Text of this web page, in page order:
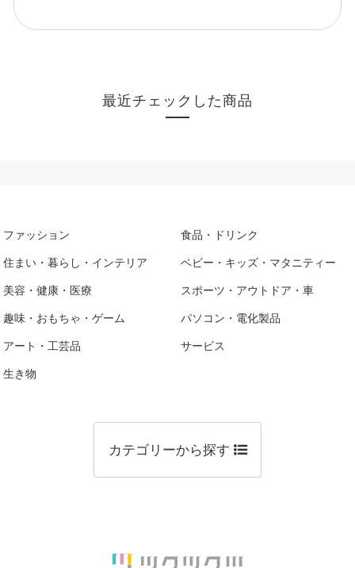
最近チェックした商品
ファッション 食品・ドリンク
住まい・暮らし・インテリア ベビー・キッズ・マタニティー
美容・健康・医療 スポーツ・アウトドア・車
趣味・おもちゃ・ゲーム パソコン・電化製品
アート・工芸品 サービス
生き物
カテゴリーから探す